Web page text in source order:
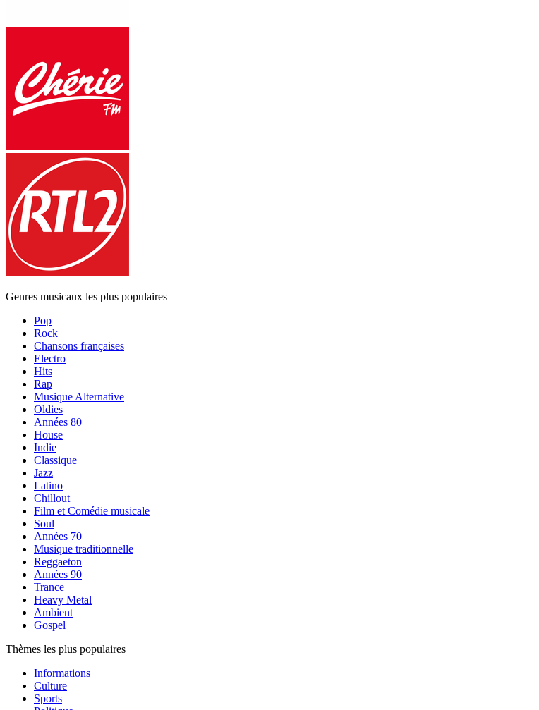
Genres musicaux les plus populaires
Pop
Rock
Chansons françaises
Electro
Hits
Rap
Musique Alternative
Oldies
Années 80
House
Indie
Classique
Jazz
Latino
Chillout
Film et Comédie musicale
Soul
Années 70
Musique traditionnelle
Reggaeton
Années 90
Trance
Heavy Metal
Ambient
Gospel
Thèmes les plus populaires
Informations
Culture
Sports